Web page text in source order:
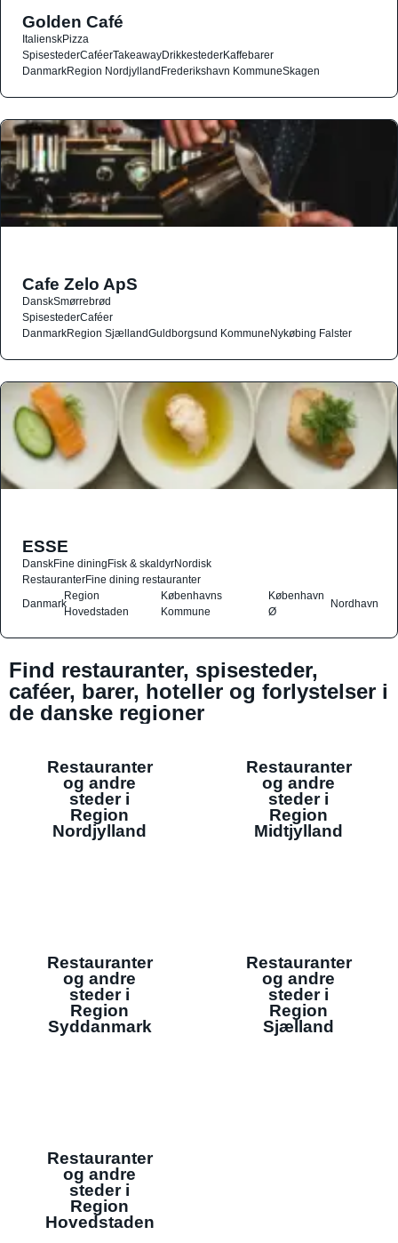
Golden Café
ItalienskPizza
SpisestederCaféerTakeawayDrikkestederKaffebarer
DanmarkRegion NordjyllandFrederikshavn KommuneSkagen
Cafe Zelo ApS
DanskSmørrebrød
SpisestederCaféer
DanmarkRegion SjællandGuldborgsund KommuneNykøbing Falster
ESSE
DanskFine diningFisk & skaldyrNordisk
RestauranterFine dining restauranter
Danmark
Region
Hovedstaden
Københavns
Kommune
København
Ø
Nordhavn
Find restauranter, spisesteder,
caféer, barer, hoteller og forlystelser i
de danske regioner
Restauranter
og andre
steder i
Region
Nordjylland
Restauranter
og andre
steder i
Region
Midtjylland
Restauranter
og andre
steder i
Region
Syddanmark
Restauranter
og andre
steder i
Region
Sjælland
Restauranter
og andre
steder i
Region
Hovedstaden